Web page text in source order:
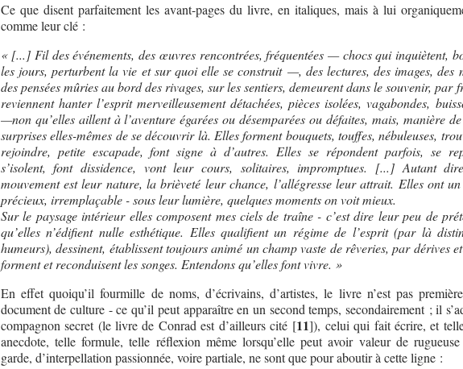
Ce que disent parfaitement les avant-pages du livre, en italiques, mais à lui
comme leur clé :
« [...] Fil des événements, des œuvres rencontrées, fréquentées — chocs qui inquiètent,
les jours, perturbent la vie et sur quoi elle se construit —, des lectures, des images, des
des pensées mûries au bord des rivages, sur les sentiers, demeurent dans le souvenir, par
reviennent hanter l’esprit merveilleusement détachées, pièces isolées, vagabondes,
—non qu’elles aillent à l’aventure égarées ou désemparées ou défaites, mais, manière
surprises elles-mêmes de se découvrir là. Elles forment bouquets, touffes, nébuleuses,
rejoindre, petite escapade, font signe à d’autres. Elles se répondent parfois, se
s’isolent, font dissidence, vont leur cours, solitaires, impromptues. [...] Autant
mouvement est leur nature, la brièveté leur chance, l’allégresse leur attrait. Elles ont
précieux, irremplaçable - sous leur lumière, quelques moments on voit mieux.
Sur le paysage intérieur elles composent mes ciels de traîne - c’est dire leur peu de
qu’elles n’édifient nulle esthétique. Elles qualifient un régime de l’esprit (par là
humeurs), dessinent, établissent toujours animé un champ vaste de rêveries, par dérives
forment et reconduisent les songes. Entendons qu’elles font vivre. »
En effet quoiqu’il fourmille de noms, d’écrivains, d’artistes, le livre n’est pas
document de culture - ce qu’il peut apparaître en un second temps, secondairement ; il
compagnon secret (le livre de Conrad est d’ailleurs cité[11]), celui qui fait écrire, et
anecdote, telle formule, telle réflexion même lorsqu’elle peut avoir valeur de
garde, d’interpellation passionnée, voire partiale, ne sont que pour aboutir à cette ligne :